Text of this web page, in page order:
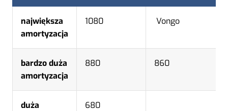
największa
amortyzacja
1080 Vongo
bardzo duża
amortyzacja
880 860
duża
680